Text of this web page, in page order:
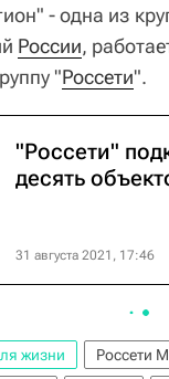
- одна из
России,
"Россети".
"Россети"
десять
31 августа 2021, 17:46
жизни
Россети